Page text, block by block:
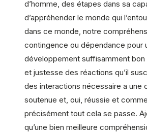
d’homme, des étapes dans sa
d’appréhender le monde qui
dans ce monde, notre
contingence ou dépendance pour
développement suffisamment bon
et justesse des réactions qu’il
des interactions nécessaire a une
soutenue et, oui, réussie et
précisément tout cela se passe.
qu’une bien meilleure